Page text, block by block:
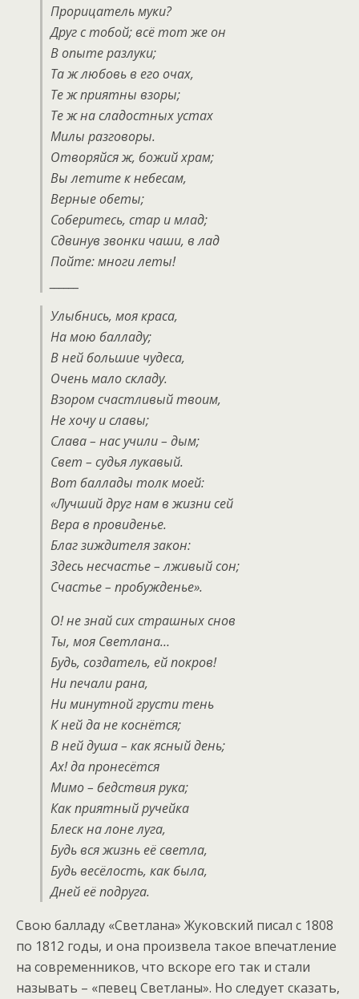
Прорицатель муки?
Друг с тобой; всё тот же он
В опыте разлуки;
Та ж любовь в его очах,
Те ж приятны взоры;
Те ж на сладостных устах
Милы разговоры.
Отворяйся ж, божий храм;
Вы летите к небесам,
Верные обеты;
Соберитесь, стар и млад;
Сдвинув звонки чаши, в лад
Пойте: многи леты!
Улыбнись, моя краса,
На мою балладу;
В ней большие чудеса,
Очень мало складу.
Взором счастливый твоим,
Не хочу и славы;
Слава – нас учили – дым;
Свет – судья лукавый.
Вот баллады толк моей:
«Лучший друг нам в жизни сей
Вера в провиденье.
Благ зиждителя закон:
Здесь несчастье – лживый сон;
Счастье – пробужденье».
О! не знай сих страшных снов
Ты, моя Светлана…
Будь, создатель, ей покров!
Ни печали рана,
Ни минутной грусти тень
К ней да не коснётся;
В ней душа – как ясный день;
Ах! да пронесётся
Мимо – бедствия рука;
Как приятный ручейка
Блеск на лоне луга,
Будь вся жизнь её светла,
Будь весёлость, как была,
Дней её подруга.
Свою балладу «Светлана» Жуковский писал с 1808
по 1812 годы, и она произвела такое впечатление
на современников, что вскоре его так и стали
называть – «певец Светланы». Но следует сказать,